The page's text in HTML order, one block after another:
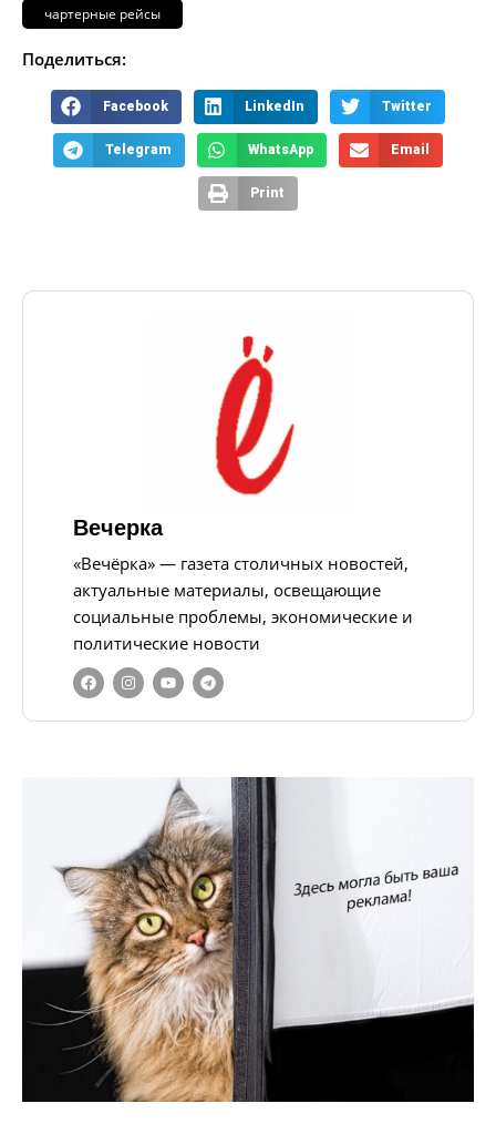
чартерные рейсы
Поделиться:
Facebook LinkedIn Twitter
Telegram WhatsApp Email
Print
Вечерка
«Вечёрка» — газета столичных новостей,
актуальные материалы, освещающие
социальные проблемы, экономические и
политические новости